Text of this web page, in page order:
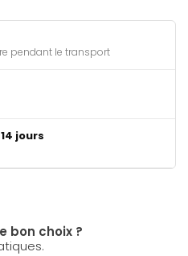
pendant le transport
jours
bon choix ?